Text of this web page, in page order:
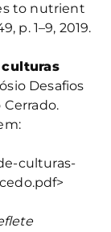
to nutrient
p. 1–9, 2019.
culturas
Desafios
culturas-